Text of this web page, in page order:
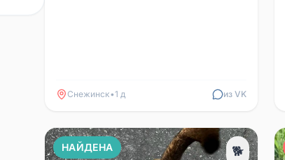
Снежинск•1 д из VK
НАЙДЕНА 🐕